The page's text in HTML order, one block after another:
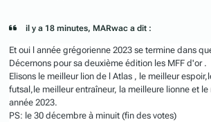
il y a 18 minutes, MARwac a dit :
Et oui l année grégorienne 2023 se termine dans
Décernons pour sa deuxième édition les MFF d'or .
Elisons le meilleur lion de l Atlas , le meilleur
futsal,le meilleur entraîneur, la meilleure lionne et
année 2023.
PS: le 30 décembre à minuit (fin des votes)